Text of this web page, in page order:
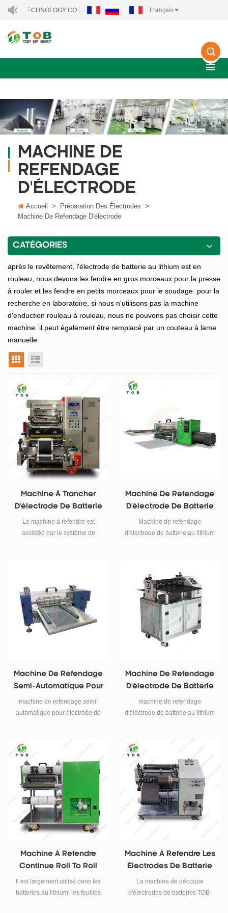
TECHNOLOGY CO., LTD.. Français
MACHINE DE
REFENDAGE
D'ÉLECTRODE
Accueil > Préparation Des Électrodes >
Machine De Refendage D'électrode
CATÉGORIES
après le revêtement, l'électrode de batterie au lithium est en
rouleau, nous devons les fendre en gros morceaux pour la presse
à rouler et les fendre en petits morceaux pour le soudage. pour la
recherche en laboratoire, si nous n'utilisons pas la machine
d'enduction rouleau à rouleau, nous ne pouvons pas choisir cette
machine. il peut également être remplacé par un couteau à lame
manuelle.
vue grille
Machine À Trancher
D'électrode De Batterie
Automatique Pour 4680
Pile
La machine à refendre est
assistée par le système de
pour assurer la marche en
douceur et le reflux de stabilité
des électrodes
Machine De Refendage
D'électrode De Batterie
Lithium-Ion
Machine de refendage
d'électrode de batterie au lithium
Machine De Refendage
Semi-Automatique Pour
Électrode De Batterie
machine de refendage semi-
automatique pour électrode de
Machine De Refendage
D'électrode De Batterie
Au Lithium
machine de refendage
d'électrode de batterie au lithium
cylindrique et de poche.
Machine À Refendre
Continue Roll To Roll
Pour La Coupe
D'électrode De Batterie
Il est largement utilisé dans les
batteries au lithium, les feuilles
Machine À Refendre Les
Électrodes De Batterie
En Rouleau
La machine de découpe
d'électrodes de batteries TOB-